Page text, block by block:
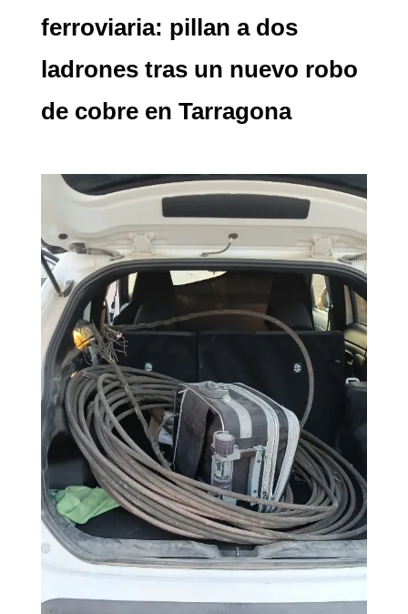
ferroviaria: pillan a dos
ladrones tras un nuevo robo
de cobre en Tarragona